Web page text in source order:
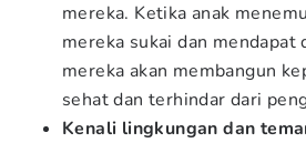
mereka. Ketika anak
mereka sukai dan mendapat
mereka akan membangun
sehat dan terhindar dari
Kenali lingkungan dan